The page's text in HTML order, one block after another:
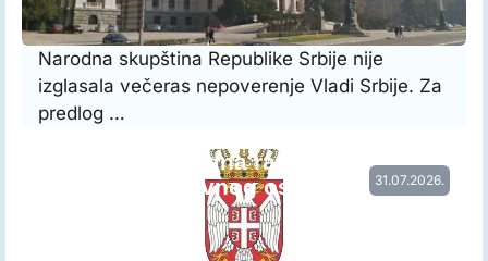
Narodna skupština Republike Srbije nije
izglasala večeras nepoverenje Vladi Srbije. Za
predlog …
31.07.2026.
Vraćena prethodna raspodela radnog
vremena nastavnog osoblja…